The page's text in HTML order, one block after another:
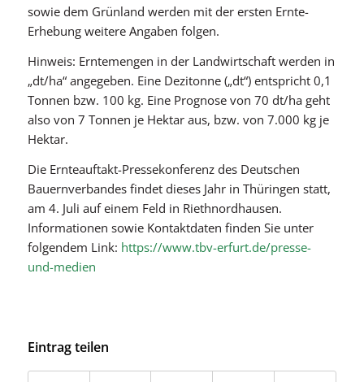
sowie dem Grünland werden mit der ersten Ernte-
Erhebung weitere Angaben folgen.
Hinweis: Erntemengen in der Landwirtschaft werden in
„dt/ha“ angegeben. Eine Dezitonne („dt“) entspricht 0,1
Tonnen bzw. 100 kg. Eine Prognose von 70 dt/ha geht
also von 7 Tonnen je Hektar aus, bzw. von 7.000 kg je
Hektar.
Die Ernteauftakt-Pressekonferenz des Deutschen
Bauernverbandes findet dieses Jahr in Thüringen statt,
am 4. Juli auf einem Feld in Riethnordhausen.
Informationen sowie Kontaktdaten finden Sie unter
folgendem Link: https://www.tbv-erfurt.de/presse-
und-medien
Eintrag teilen